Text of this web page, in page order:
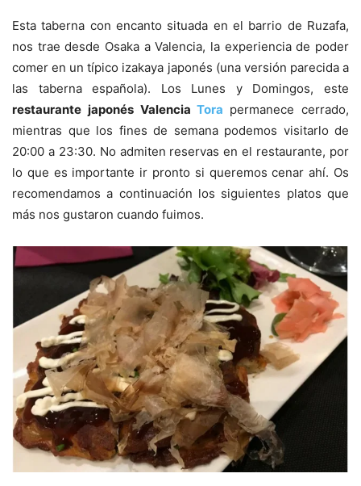
Esta taberna con encanto situada en el barrio de Ruzafa,
nos trae desde Osaka a Valencia, la experiencia de poder
comer en un típico izakaya japonés (una versión parecida a
las taberna española). Los Lunes y Domingos, este
restaurante japonés ValenciaTora permanece cerrado,
mientras que los fines de semana podemos visitarlo de
20:00 a 23:30. No admiten reservas en el restaurante, por
lo que es importante ir pronto si queremos cenar ahí. Os
recomendamos a continuación los siguientes platos que
más nos gustaron cuando fuimos.